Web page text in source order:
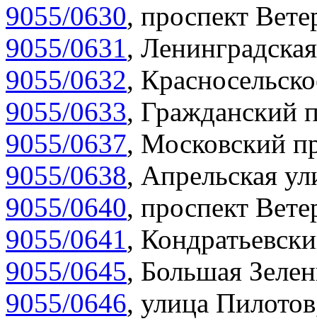
9055/0630, проспект
9055/0631,
9055/0632,
9055/0633, Гражданский
9055/0637, Московский
9055/0638, Апрельская
9055/0640, проспект
9055/0641,
9055/0645, Большая
9055/0646, улица